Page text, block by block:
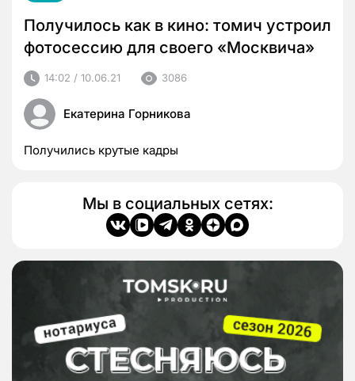
Получилось как в кино: томич устроил
фотосессию для своего «Москвича»
14:02 / 10.06.21 3086
Екатерина Горникова
Получились крутые кадры
Мы в социальных сетях: